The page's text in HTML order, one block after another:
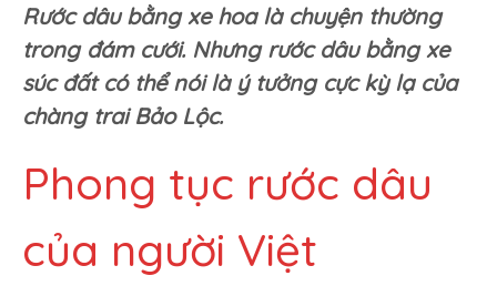
trai
Lộc
rước
súc
đất
Rước dâu bằng xe hoa là chuyện thường
trong đám cưới. Nhưng rước dâu bằng xe
súc đất có thể nói là ý tưởng cực kỳ lạ của
chàng trai Bảo Lộc.
Phong tục rước dâu
của người Việt